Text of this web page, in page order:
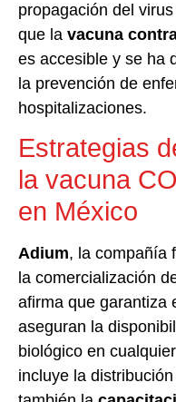
propagación del
que la vacuna
es accesible y se ha
la prevención de
hospitalizaciones.
Estrategias
la vacuna
en México
Adium, la compañía
la comercialización
afirma que garantiza
aseguran la
biológico en
incluye la distribución